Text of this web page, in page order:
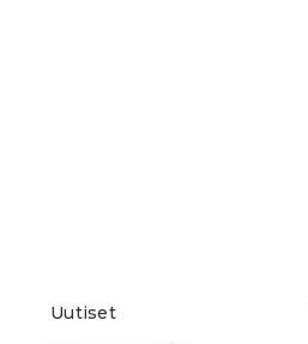
Uutiset